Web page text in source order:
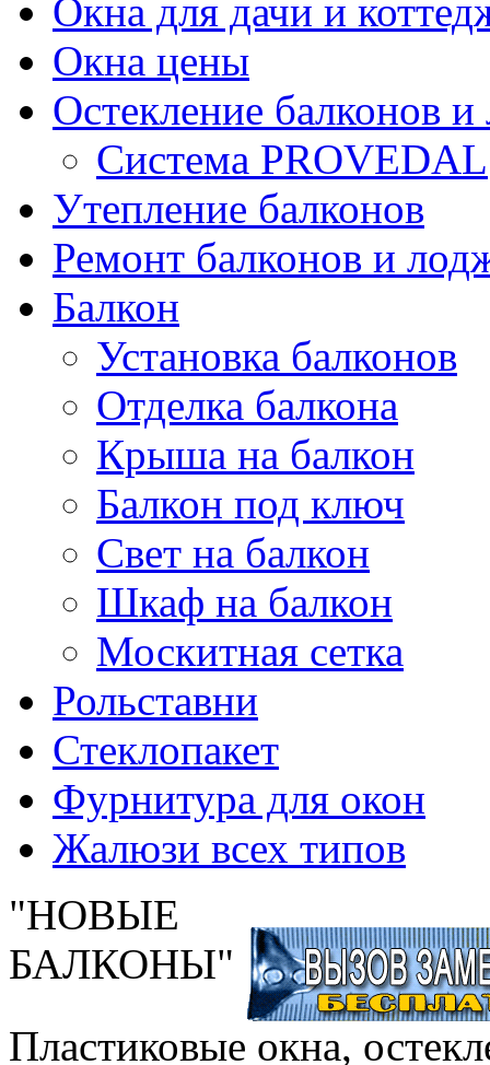
Окна для дачи и
Окна цены
Остекление балконов
Система PROVEDAL
Утепление балконов
Ремонт балконов и
Балкон
Установка балконов
Отделка балкона
Крыша на балкон
Балкон под ключ
Свет на балкон
Шкаф на балкон
Москитная сетка
Рольставни
Стеклопакет
Фурнитура для окон
Жалюзи всех типов
"НОВЫЕ
БАЛКОНЫ"
Пластиковые окна,